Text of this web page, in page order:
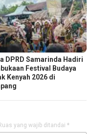
DPRD Samarinda Hadiri
Festival Budaya
Kenyah 2026 di
yang wajib ditandai *